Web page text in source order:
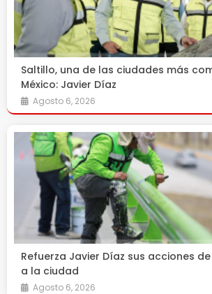
Saltillo, una de las ciudades más
México: Javier Díaz
Agosto 6, 2026
Refuerza Javier Díaz sus acciones
a la ciudad
Agosto 6, 2026